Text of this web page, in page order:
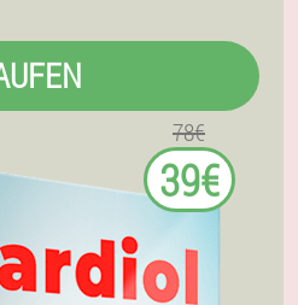
78€
39€